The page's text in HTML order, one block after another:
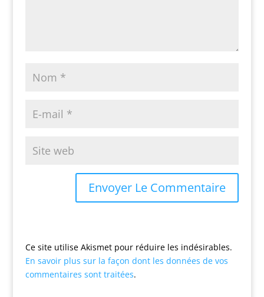
Ce site utilise Akismet pour réduire les indésirables.
En savoir plus sur la façon dont les données de vos
commentaires sont traitées.